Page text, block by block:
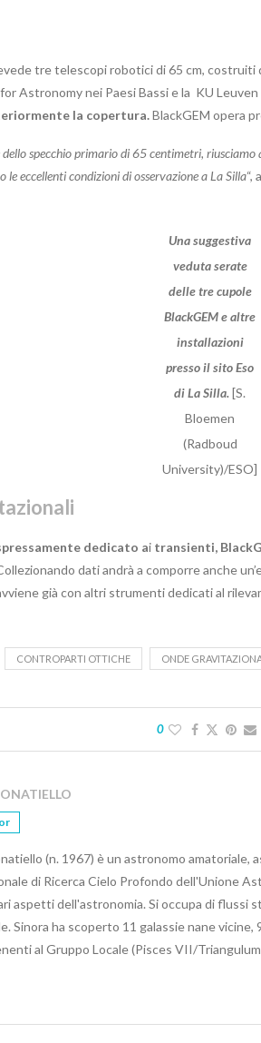
tre telescopi robotici di 65 cm,
Astronomy nei Paesi Bassi e la KU Leuven
la copertura.BlackGEM opera
specchio primario di 65 centimetri,
eccellenti condizioni di osservazione a La Silla“,
Una suggestiva
veduta serate
delle tre cupole
BlackGEM e altre
installazioni
presso il sito Eso
di La Silla.[S.
Bloemen
(Radboud
University)/ESO]
dedicato ai transienti,
dati andrà a comporre anche
già con altri strumenti dedicati al
CONTROPARTI OTTICHE ONDE
0
(n. 1967) è un astronomo
di Ricerca Cielo Profondo dell'Unione
aspetti dell'astronomia. Si occupa di flussi
Sinora ha scoperto 11 galassie nane
al Gruppo Locale (Pisces VII/